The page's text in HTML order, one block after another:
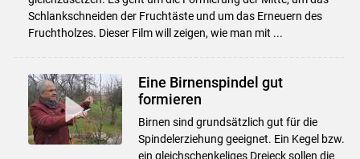
Schlankschneiden der Fruchtäste und um das Erneuern des
Fruchtholzes. Dieser Film will zeigen, wie man mit ...
Eine Birnenspindel gut
formieren
Birnen sind grundsätzlich gut für die
Spindelerziehung geeignet. Ein Kegel bzw.
ein gleichschenkeliges Dreieck sollen die